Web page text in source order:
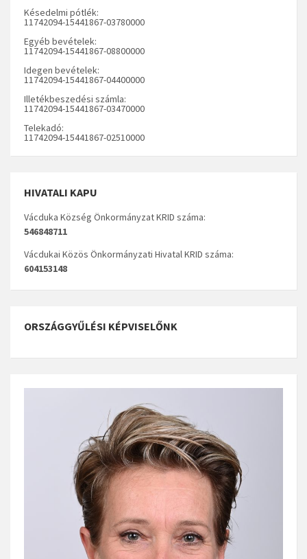
Késedelmi pótlék:
11742094-15441867-03780000
Egyéb bevételek:
11742094-15441867-08800000
Idegen bevételek:
11742094-15441867-04400000
Illetékbeszedési számla:
11742094-15441867-03470000
Telekadó:
11742094-15441867-02510000
HIVATALI KAPU
Vácduka Község Önkormányzat KRID száma:
546848711
Vácdukai Közös Önkormányzati Hivatal KRID száma:
604153148
ORSZÁGGYŰLÉSI KÉPVISELŐNK